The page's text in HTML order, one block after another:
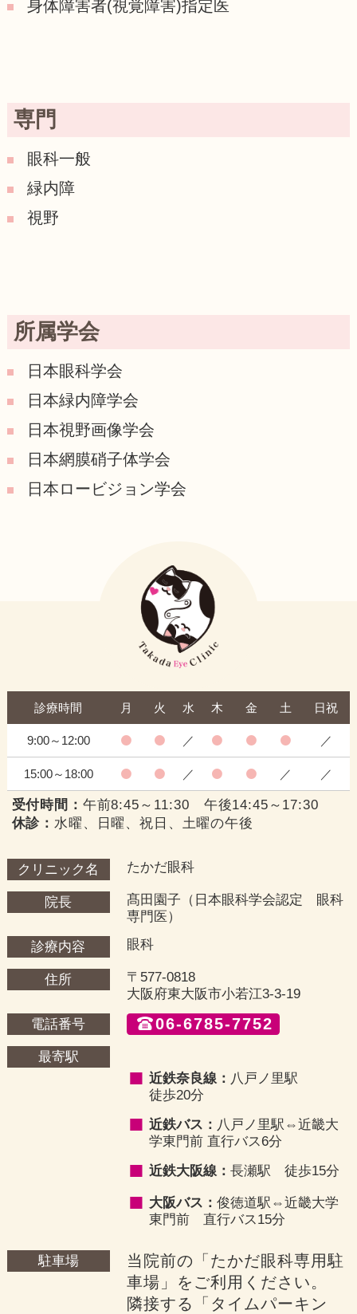
身体障害者(視覚障害)指定医
専門
眼科一般
緑内障
視野
所属学会
日本眼科学会
日本緑内障学会
日本視野画像学会
日本網膜硝子体学会
日本ロービジョン学会
診療時間 月 火 水 木 金 土 日祝
9:00～12:00 ／ ／
15:00～18:00 ／ ／ ／
受付時間： 午前8:45～11:30 午後14:45～17:30
休診：水曜、日曜、祝日、土曜の午後
クリニック名 たかだ眼科
院長
髙田園子（日本眼科学会認定 眼科
専門医）
診療内容
眼科
住所
〒577-0818
大阪府東大阪市小若江3-3-19
電話番号
06-6785-7752
最寄駅
近鉄奈良線： 八戸ノ里駅
徒歩20分
近鉄バス： 八戸ノ里駅⇔近畿大
学東門前 直行バス6分
近鉄大阪線：長瀬駅 徒歩15分
大阪バス：俊徳道駅⇔近畿大学
東門前 直行バス15分
駐車場
当院前の「たかだ眼科専用駐
車場」をご利用ください。
隣接する「タイムパーキン